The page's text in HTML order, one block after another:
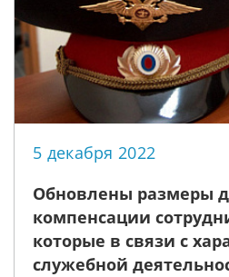
5 декабря 2022
Обновлены размеры
компенсации
которые в связи с
служебной